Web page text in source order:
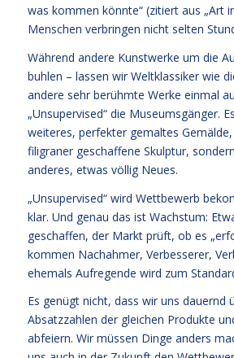
was kommen könnte“ (zitiert aus „Art
Menschen verbringen nicht selten
Während andere Kunstwerke um die
buhlen – lassen wir Weltklassiker wie
andere sehr berühmte Werke einmal
„Unsupervised“ die Museumsgänger.
weiteres, perfekter gemaltes
filigraner geschaffene Skulptur,
anderes, etwas völlig Neues.
„Unsupervised“ wird Wettbewerb
klar. Und genau das ist Wachstum:
geschaffen, der Markt prüft, ob es
kommen Nachahmer, Verbesserer,
ehemals Aufregende wird zum
Es genügt nicht, dass wir uns dauernd
Absatzzahlen der gleichen Produkte
abfeiern. Wir müssen Dinge anders